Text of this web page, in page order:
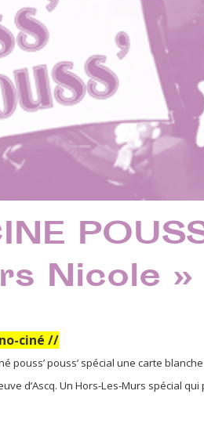
Nicole »
ciné //
pouss’ pouss’ spécial une carte
d’Ascq. Un Hors-Les-Murs spécial